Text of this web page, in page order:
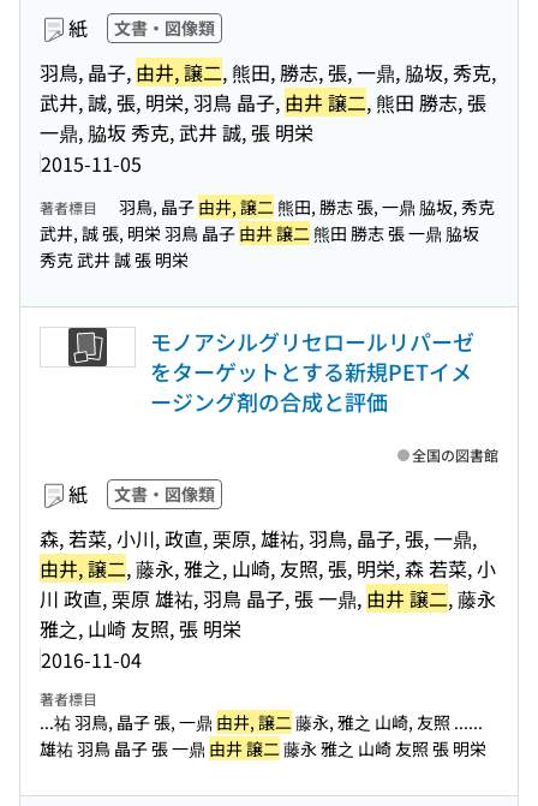
紙 文書・図像類
羽鳥, 晶子, 由井, 譲二, 熊田, 勝志, 張, 一鼎, 脇坂, 秀克,
武井, 誠, 張, 明栄, 羽鳥 晶子, 由井 譲二, 熊田 勝志, 張
一鼎, 脇坂 秀克, 武井 誠, 張 明栄
2015-11-05
著者標目 羽鳥, 晶子 由井, 譲二熊田, 勝志 張, 一鼎 脇坂, 秀克
武井, 誠 張, 明栄 羽鳥 晶子 由井 譲二熊田 勝志 張 一鼎 脇坂
秀克 武井 誠 張 明栄
モノアシルグリセロールリパーゼ
をターゲットとする新規PETイメ
ージング剤の合成と評価
紙 文書・図像類
森, 若菜, 小川, 政直, 栗原, 雄祐, 羽鳥, 晶子, 張, 一鼎,
由井, 譲二, 藤永, 雅之, 山崎, 友照, 張, 明栄, 森 若菜, 小
川 政直, 栗原 雄祐, 羽鳥 晶子, 張 一鼎, 由井 譲二, 藤永
雅之, 山崎 友照, 張 明栄
2016-11-04
全国の図書館
著者標目
...祐 羽鳥, 晶子 張, 一鼎 由井, 譲二藤永, 雅之 山崎, 友照 ......
雄祐 羽鳥 晶子 張 一鼎 由井 譲二藤永 雅之 山崎 友照 張 明栄